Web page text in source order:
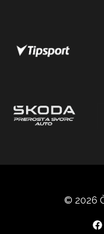
© 2026